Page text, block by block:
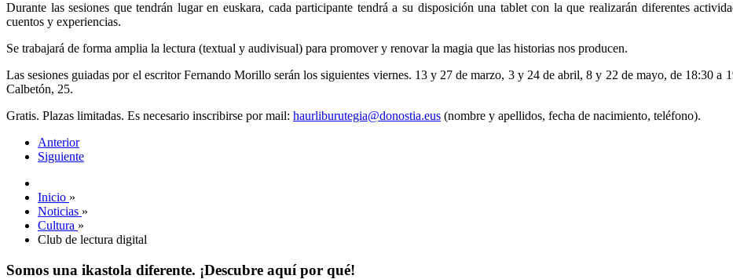
Durante las sesiones que tendrán lugar en euskara, cada participante tendrá a su disposición una tablet con la que realizarán diferentes
cuentos y experiencias.
Se trabajará de forma amplia la lectura (textual y audivisual) para promover y renovar la magia que las historias nos producen.
Las sesiones guiadas por el escritor Fernando Morillo serán los siguientes viernes. 13 y 27 de marzo, 3 y 24 de abril, 8 y 22 de mayo, de 18:30
Calbetón, 25.
Gratis. Plazas limitadas. Es necesario inscribirse por mail: haurliburutegia@donostia.eus (nombre y apellidos, fecha de nacimiento, teléfono).
Anterior
Siguiente
Inicio »
Noticias »
Cultura »
Club de lectura digital
Somos una ikastola diferente. ¡Descubre aquí por qué!